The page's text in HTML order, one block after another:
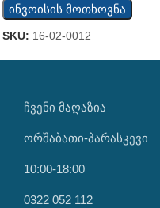
ინვოისის მოთხოვნა
SKU: 16-02-0012
ᲩᲕᲔᲜᲘ ᲛᲐᲦᲐᲖᲘᲐ
ორშაბათი-პარასკევი
10:00-18:00
0322 052 112